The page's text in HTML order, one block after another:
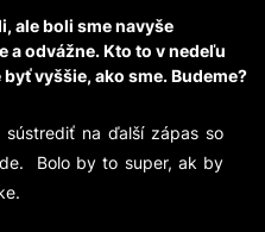
ale boli sme navyše
odvážne. Kto to v nedeľu
vyššie, ako sme. Budeme?
na ďalší zápas so
Bolo by to super, ak by